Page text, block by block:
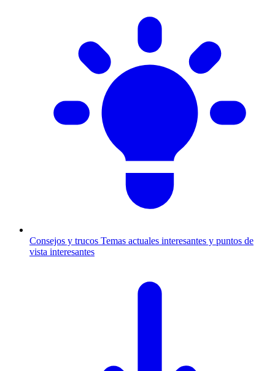
Consejos y trucos Temas actuales interesantes y puntos de
vista interesantes